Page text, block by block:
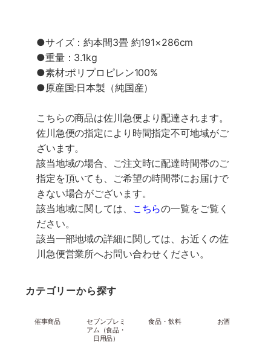
●サイズ：約本間3畳 約191×286cm
●重量：3.1kg
●素材:ポリプロピレン100%
●原産国:日本製（純国産）
こちらの商品は佐川急便より配達されます。
佐川急便の指定により時間指定不可地域がご
ざいます。
該当地域の場合、ご注文時に配達時間帯のご
指定を頂いても、ご希望の時間帯にお届けで
きない場合がございます。
該当地域に関しては、
こちらの一覧をご覧く
ださい。
該当一部地域の詳細に関しては、お近くの佐
川急便営業所へお問い合わせください。
カテゴリーから探す
催事商品
セブンプレミ
アム（食品・
日用品）
食品・飲料 お酒